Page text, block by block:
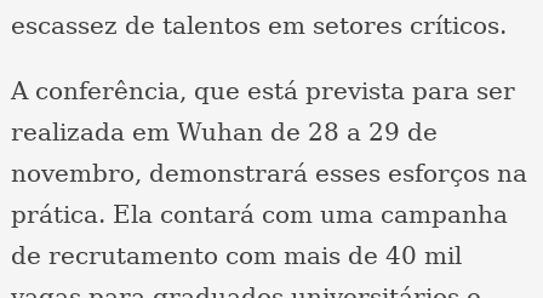
escassez de talentos em setores críticos.
A conferência, que está prevista para ser
realizada em Wuhan de 28 a 29 de
novembro, demonstrará esses esforços na
prática. Ela contará com uma campanha
de recrutamento com mais de 40 mil